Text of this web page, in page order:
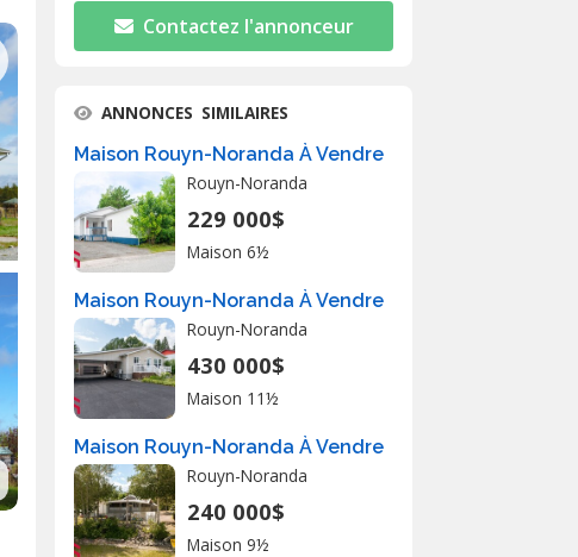
Contactez l'annonceur
ANNONCES SIMILAIRES
Maison Rouyn-Noranda À Vendre
Rouyn-Noranda
229 000$
Maison 6½
Maison Rouyn-Noranda À Vendre
Rouyn-Noranda
430 000$
Maison 11½
Maison Rouyn-Noranda À Vendre
Rouyn-Noranda
240 000$
Maison 9½